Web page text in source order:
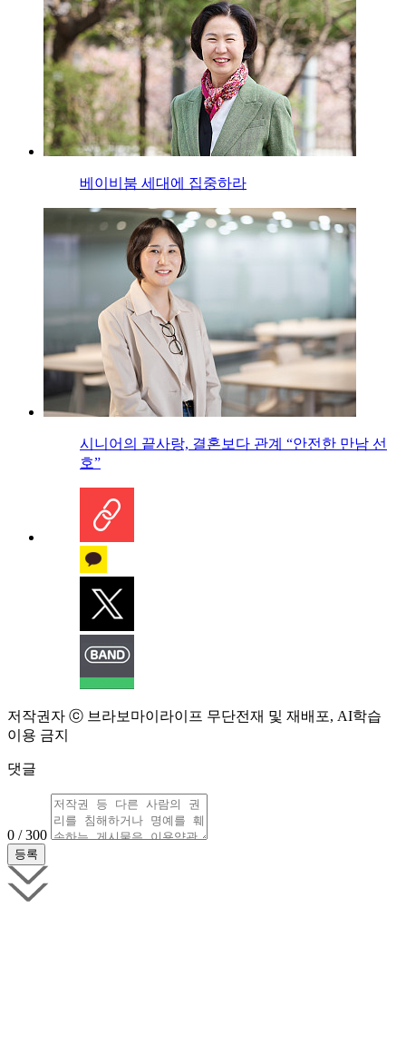
베이비붐 세대에 집중하라
시니어의 끝사랑, 결혼보다 관계 “안전한 만남 선
호”
저작권자 ⓒ 브라보마이라이프 무단전재 및 재배포, AI학습
이용 금지
댓글
0 / 300